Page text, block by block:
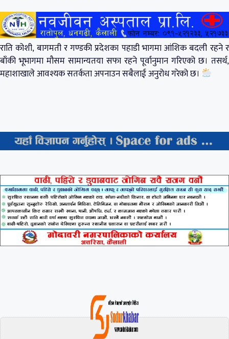
राति कोशी, बागमती र गण्डकी प्रदेशका पहाडी भागमा आंशिक बदली रहने र
बाँकी भूभागमा मौसम सामान्यतया सफा रहने पूर्वानुमान गरिएको छ। तसर्थ,
महाशाखाले आवश्यक सतर्कता अपनाउन सबैलाई अनुरोध गरेको छ।